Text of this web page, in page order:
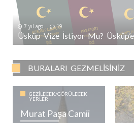
7 yıl ago 19
BURALARI GEZMELISINIZ
GEZILECEK/GÖRÜLECEK
YERLER
Murat Paşa Camii